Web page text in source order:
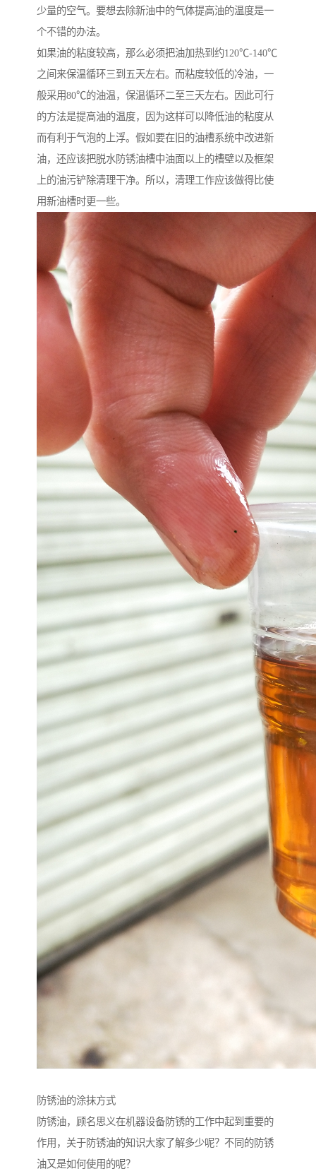
少量的空气。要想去除新油中的气体提高油的温度是一
个不错的办法。
如果油的粘度较高，那么必须把油加热到约120℃-140℃
之间来保温循环三到五天左右。而粘度较低的冷油，一
般采用80℃的油温，保温循环二至三天左右。因此可行
的方法是提高油的温度，因为这样可以降低油的粘度从
而有利于气泡的上浮。假如要在旧的油槽系统中改进新
油，还应该把脱水防锈油槽中油面以上的槽壁以及框架
上的油污铲除清理干净。所以，清理工作应该做得比使
用新油槽时更一些。
防锈油的涂抹方式
防锈油，顾名思义在机器设备防锈的工作中起到重要的
作用，关于防锈油的知识大家了解多少呢？不同的防锈
油又是如何使用的呢？